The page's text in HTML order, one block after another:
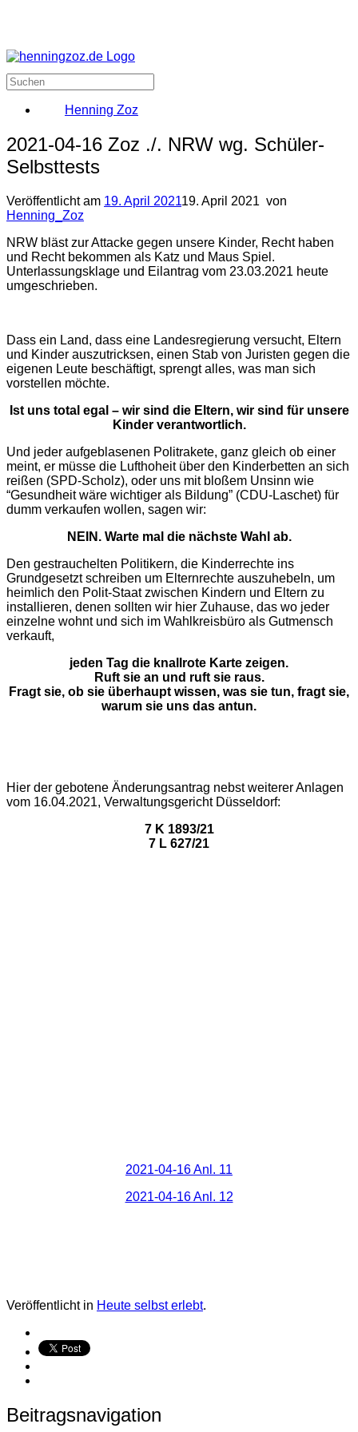
Henning Zoz
2021-04-16 Zoz ./. NRW wg. Schüler-
Selbsttests
Veröffentlicht am 19. April 202119. April 2021 von
Henning_Zoz
NRW bläst zur Attacke gegen unsere Kinder, Recht haben
und Recht bekommen als Katz und Maus Spiel.
Unterlassungsklage und Eilantrag vom 23.03.2021 heute
umgeschrieben.
Dass ein Land, dass eine Landesregierung versucht, Eltern
und Kinder auszutricksen, einen Stab von Juristen gegen die
eigenen Leute beschäftigt, sprengt alles, was man sich
vorstellen möchte.
Ist uns total egal – wir sind die Eltern, wir sind für unsere
Kinder verantwortlich.
Und jeder aufgeblasenen Politrakete, ganz gleich ob einer
meint, er müsse die Lufthoheit über den Kinderbetten an sich
reißen (SPD-Scholz), oder uns mit bloßem Unsinn wie
“Gesundheit wäre wichtiger als Bildung” (CDU-Laschet) für
dumm verkaufen wollen, sagen wir:
NEIN. Warte mal die nächste Wahl ab.
Den gestrauchelten Politikern, die Kinderrechte ins
Grundgesetzt schreiben um Elternrechte auszuhebeln, um
heimlich den Polit-Staat zwischen Kindern und Eltern zu
installieren, denen sollten wir hier Zuhause, das wo jeder
einzelne wohnt und sich im Wahlkreisbüro als Gutmensch
verkauft,
jeden Tag die knallrote Karte zeigen.
Ruft sie an und ruft sie raus.
Fragt sie, ob sie überhaupt wissen, was sie tun, fragt sie,
warum sie uns das antun.
Hier der gebotene Änderungsantrag nebst weiterer Anlagen
vom 16.04.2021, Verwaltungsgericht Düsseldorf:
7 K 1893/21
7 L 627/21
2021-04-16 Anl. 11
2021-04-16 Anl. 12
Veröffentlicht in Heute selbst erlebt.
Beitragsnavigation